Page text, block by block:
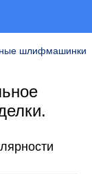
шлифмашинки